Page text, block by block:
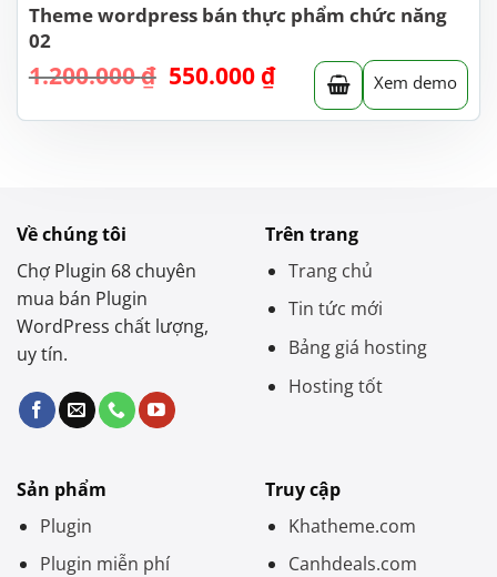
Theme wordpress bán thực phẩm chức năng
02
1.200.000₫ Giá
là:
550.000 ₫Giá
hiện
tại
Xem demo
Về chúng tôi
Chợ Plugin 68 chuyên
mua bán Plugin
WordPress chất lượng,
uy tín.
Trên trang
Trang chủ
Tin tức mới
Bảng giá hosting
Hosting tốt
Sản phẩm
Plugin
Plugin miễn phí
Truy cập
Khatheme.com
Canhdeals.com